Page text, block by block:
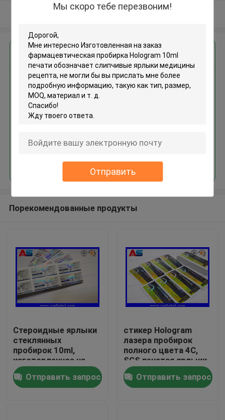
Мы скоро тебе перезвоним!
Отправить
Дом
Продукты
Осмотрите больше
Получить лучшую цену для
Изготовленная на заказ
фармацевтическая пробирка
обозначает слипчивые ярлыки
Порекомендованные продукты
Стероидные ярлыки
стеклянных
пробирок 10ml,
изготовленное на
заказ стероидное
печатание пробирки
стикера
Отправить запрос
стикер Hologram
лазера пробирок
полного цвета 4C,
SGS печатая ярлыки
бутылки
Отправить запрос